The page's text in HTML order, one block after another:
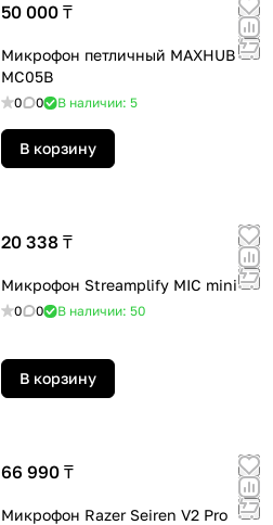
50 000 ₸
Микрофон петличный MAXHUB
MC05B
0 0 В наличии: 5
В корзину
20 338 ₸
Микрофон Streamplify MIC mini
0 0 В наличии: 50
В корзину
66 990 ₸
Микрофон Razer Seiren V2 Pro